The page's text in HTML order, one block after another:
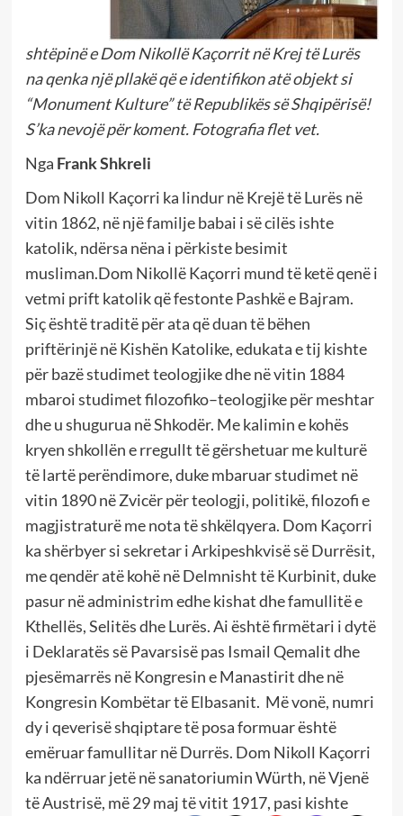
shtëpinë e Dom Nikollë Kaçorrit në Krej të Lurës
na qenka një pllakë që e identifikon atë objekt si
“Monument Kulture” të Republikës së Shqipërisë!
S’ka nevojë për koment. Fotografia flet vet.
Nga Frank Shkreli
Dom Nikoll Kaçorri ka lindur në Krejë të Lurës në
vitin 1862, në një familje babai i së cilës ishte
katolik, ndërsa nëna i përkiste besimit
musliman.Dom Nikollë Kaçorri mund të ketë qenë i
vetmi prift katolik që festonte Pashkë e Bajram.
Siç është traditë për ata që duan të bëhen
priftërinjë në Kishën Katolike, edukata e tij kishte
për bazë studimet teologjike dhe në vitin 1884
mbaroi studimet filozofiko–teologjike për meshtar
dhe u shugurua në Shkodër. Me kalimin e kohës
kryen shkollën e rregullt të gërshetuar me kulturë
të lartë perëndimore, duke mbaruar studimet në
vitin 1890 në Zvicër për teologji, politikë, filozofi e
magjistraturë me nota të shkëlqyera. Dom Kaçorri
ka shërbyer si sekretar i Arkipeshkvisë së Durrësit,
me qendër atë kohë në Delmnisht të Kurbinit, duke
pasur në administrim edhe kishat dhe famullitë e
Kthellës, Selitës dhe Lurës. Ai është firmëtari i dytë
i Deklaratës së Pavarsisë pas Ismail Qemalit dhe
pjesëmarrës në Kongresin e Manastirit dhe në
Kongresin Kombëtar të Elbasanit. Më vonë, numri
dy i qeverisë shqiptare të posa formuar është
emëruar famullitar në Durrës. Dom Nikoll Kaçorri
ka ndërruar jetë në sanatoriumin Würth, në Vjenë
të Austrisë, më 29 maj të vitit 1917, pasi kishte